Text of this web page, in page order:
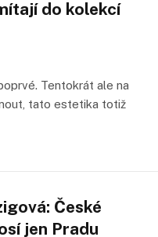
do kolekcí
Tentokrát ale na
tato estetika totiž
České
jen Pradu